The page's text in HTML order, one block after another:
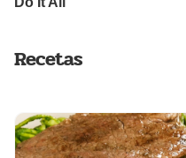
Recetas